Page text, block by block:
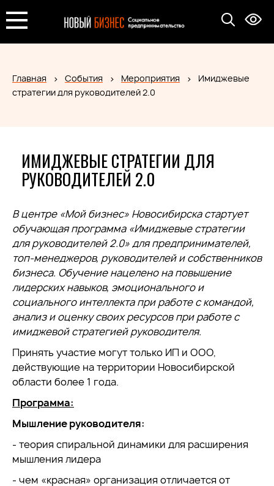
Главная События Мероприятия
Имиджевые
стратегии для руководителей 2.0
ИМИДЖЕВЫЕ СТРАТЕГИИ ДЛЯ
РУКОВОДИТЕЛЕЙ 2.0
В центре «Мой бизнес» Новосибирска стартует
обучающая программа «Имиджевые стратегии
для руководителей 2.0» для предпринимателей,
топ-менеджеров, руководителей и собственников
бизнеса. Обучение нацелено на повышение
лидерских навыков, эмоционального и
социального интеллекта при работе с командой,
анализ и оценку своих ресурсов при работе с
имиджевой стратегией руководителя.
Принять участие могут только ИП и ООО,
действующие на территории Новосибирской
области более 1 года.
Программа:
Мышление руководителя:
- теория спиральной динамики для расширения
мышления лидера
- чем «красная» организация отличается от